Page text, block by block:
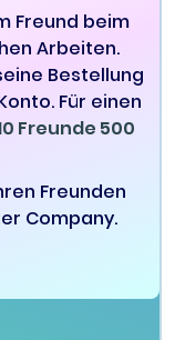
Freund beim
Arbeiten.
Bestellung
Für einen
Freunde 500
Freunden
Company.